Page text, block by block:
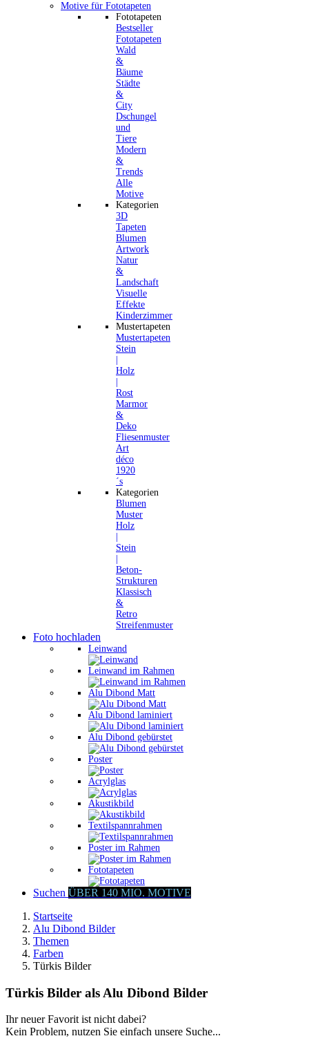
Motive für Fototapeten
Fototapeten
Bestseller
Fototapeten
Wald
&
Bäume
Städte
&
City
Dschungel
und
Tiere
Modern
&
Trends
Alle
Motive
Kategorien
3D
Tapeten
Blumen
Artwork
Natur
&
Landschaft
Visuelle
Effekte
Kinderzimmer
Mustertapeten
Mustertapeten
Stein
Holz
Rost
Marmor
&
Deko
Fliesenmuster
Art
déco
1920
´s
Kategorien
Blumen
Muster
Holz
Stein
Beton-
Strukturen
Klassisch
&
Retro
Streifenmuster
Foto hochladen
Leinwand
Leinwand im Rahmen
Alu Dibond Matt
Alu Dibond laminiert
Alu Dibond gebürstet
Poster
Acrylglas
Akustikbild
Textilspannrahmen
Poster im Rahmen
Fototapeten
Suchen ÜBER 140 MIO. MOTIVE
Startseite
Alu Dibond Bilder
Themen
Farben
Türkis Bilder
Türkis Bilder als Alu Dibond Bilder
Ihr neuer Favorit ist nicht dabei?
Kein Problem, nutzen Sie einfach unsere Suche...